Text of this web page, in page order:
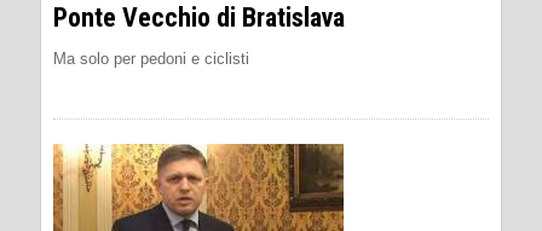
Ponte Vecchio di Bratislava
Ma solo per pedoni e ciclisti